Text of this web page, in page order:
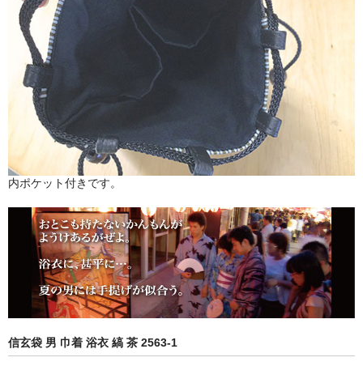
内ポケット付きです。
信玄袋 男 巾着 浴衣 縞 茶 2563-1